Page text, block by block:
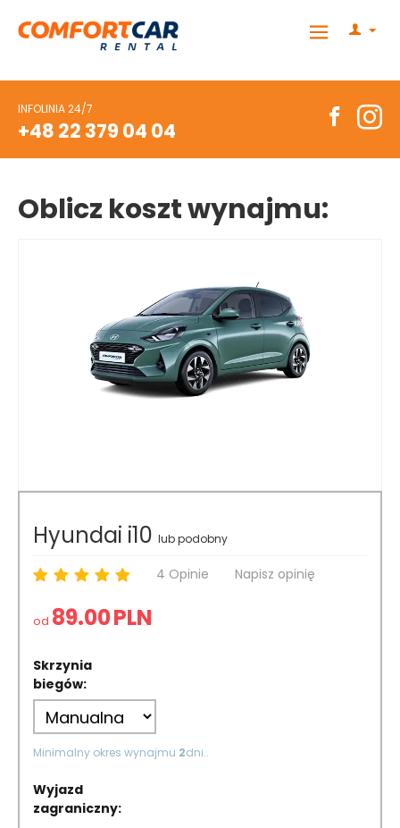
INFOLINIA 24/7
+48 22 379 04 04
Oblicz koszt wynajmu:
Hyundai i10 lub podobny
4 Opinie Napisz opinię
od 89.00PLN
Skrzynia
biegów:
Minimalny okres wynajmu 2dni..
Wyjazd
zagraniczny: